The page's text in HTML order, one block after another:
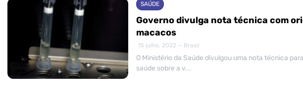
SAÚDE
Governo divulga nota técnica com
macacos
15 julho, 2022 — Brasil
O Ministério da Saúde divulgou uma nota técnica
saúde sobre a v...